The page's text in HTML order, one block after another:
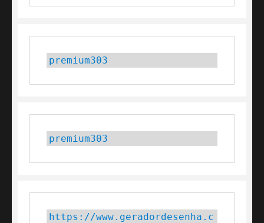
premium303
premium303
https://www.geradordesenha.c